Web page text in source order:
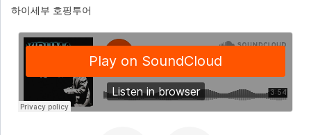
하이세부 호핑투어